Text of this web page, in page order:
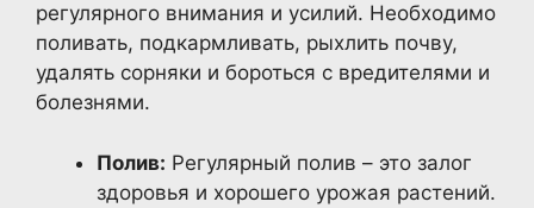
регулярного внимания и усилий. Необходимо
поливать, подкармливать, рыхлить почву,
удалять сорняки и бороться с вредителями и
болезнями.
Полив: Регулярный полив – это залог
здоровья и хорошего урожая растений.